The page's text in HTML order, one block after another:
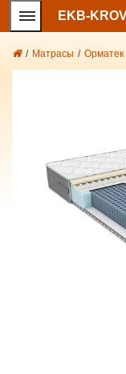
EKB-
/ Матрасы / Орматек